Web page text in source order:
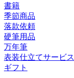
書籍
季節商品
落款依頼
硬筆用品
万年筆
表装仕立てサービス
ギフト